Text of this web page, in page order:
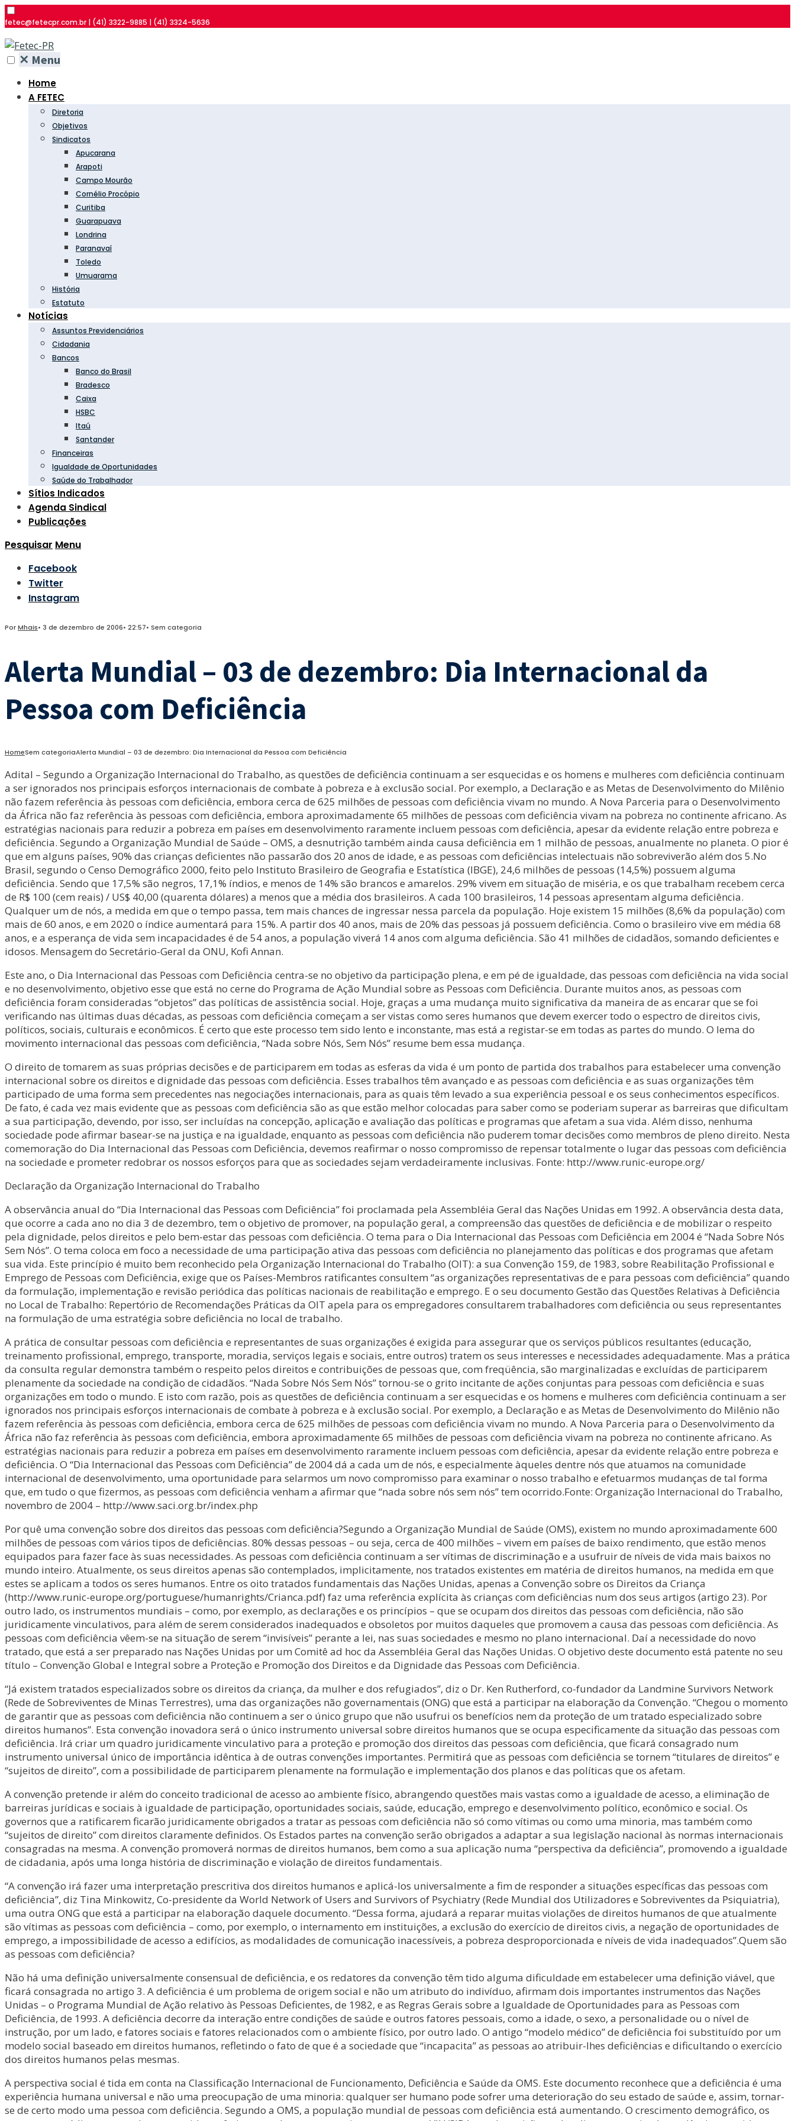
fetec@fetecpr.com.br | (41) 3322-9885 | (41) 3324-5636
✕ Menu
Home
A FETEC
Diretoria
Objetivos
Sindicatos
Apucarana
Arapoti
Campo Mourão
Cornélio Procópio
Curitiba
Guarapuava
Londrina
Paranavaí
Toledo
Umuarama
História
Estatuto
Notícias
Assuntos Previdenciários
Cidadania
Bancos
Banco do Brasil
Bradesco
Caixa
HSBC
Itaú
Santander
Financeiras
Igualdade de Oportunidades
Saúde do Trabalhador
Sítios Indicados
Agenda Sindical
Publicações
Pesquisar Menu
Facebook
Twitter
Instagram
PorMhais• 3 de dezembro de 2006• 22:57• Sem categoria
Alerta Mundial – 03 de dezembro: Dia Internacional da
Pessoa com Deficiência
HomeSem categoriaAlerta Mundial – 03 de dezembro: Dia Internacional da Pessoa com Deficiência
Adital – Segundo a Organização Internacional do Trabalho, as questões de deficiência continuam a ser esquecidas e os homens e mulheres com deficiência continuam
a ser ignorados nos principais esforços internacionais de combate à pobreza e à exclusão social. Por exemplo, a Declaração e as Metas de Desenvolvimento do Milênio
não fazem referência às pessoas com deficiência, embora cerca de 625 milhões de pessoas com deficiência vivam no mundo. A Nova Parceria para o Desenvolvimento
da África não faz referência às pessoas com deficiência, embora aproximadamente 65 milhões de pessoas com deficiência vivam na pobreza no continente africano. As
estratégias nacionais para reduzir a pobreza em países em desenvolvimento raramente incluem pessoas com deficiência, apesar da evidente relação entre pobreza e
deficiência. Segundo a Organização Mundial de Saúde – OMS, a desnutrição também ainda causa deficiência em 1 milhão de pessoas, anualmente no planeta. O pior é
que em alguns países, 90% das crianças deficientes não passarão dos 20 anos de idade, e as pessoas com deficiências intelectuais não sobreviverão além dos 5.No
Brasil, segundo o Censo Demográfico 2000, feito pelo Instituto Brasileiro de Geografia e Estatística (IBGE), 24,6 milhões de pessoas (14,5%) possuem alguma
deficiência. Sendo que 17,5% são negros, 17,1% índios, e menos de 14% são brancos e amarelos. 29% vivem em situação de miséria, e os que trabalham recebem cerca
de R$ 100 (cem reais) / US$ 40,00 (quarenta dólares) a menos que a média dos brasileiros. A cada 100 brasileiros, 14 pessoas apresentam alguma deficiência.
Qualquer um de nós, a medida em que o tempo passa, tem mais chances de ingressar nessa parcela da população. Hoje existem 15 milhões (8,6% da população) com
mais de 60 anos, e em 2020 o índice aumentará para 15%. A partir dos 40 anos, mais de 20% das pessoas já possuem deficiência. Como o brasileiro vive em média 68
anos, e a esperança de vida sem incapacidades é de 54 anos, a população viverá 14 anos com alguma deficiência. São 41 milhões de cidadãos, somando deficientes e
idosos. Mensagem do Secretário-Geral da ONU, Kofi Annan.
Este ano, o Dia Internacional das Pessoas com Deficiência centra-se no objetivo da participação plena, e em pé de igualdade, das pessoas com deficiência na vida social
e no desenvolvimento, objetivo esse que está no cerne do Programa de Ação Mundial sobre as Pessoas com Deficiência. Durante muitos anos, as pessoas com
deficiência foram consideradas “objetos” das políticas de assistência social. Hoje, graças a uma mudança muito significativa da maneira de as encarar que se foi
verificando nas últimas duas décadas, as pessoas com deficiência começam a ser vistas como seres humanos que devem exercer todo o espectro de direitos civis,
políticos, sociais, culturais e econômicos. É certo que este processo tem sido lento e inconstante, mas está a registar-se em todas as partes do mundo. O lema do
movimento internacional das pessoas com deficiência, “Nada sobre Nós, Sem Nós” resume bem essa mudança.
O direito de tomarem as suas próprias decisões e de participarem em todas as esferas da vida é um ponto de partida dos trabalhos para estabelecer uma convenção
internacional sobre os direitos e dignidade das pessoas com deficiência. Esses trabalhos têm avançado e as pessoas com deficiência e as suas organizações têm
participado de uma forma sem precedentes nas negociações internacionais, para as quais têm levado a sua experiência pessoal e os seus conhecimentos específicos.
De fato, é cada vez mais evidente que as pessoas com deficiência são as que estão melhor colocadas para saber como se poderiam superar as barreiras que dificultam
a sua participação, devendo, por isso, ser incluídas na concepção, aplicação e avaliação das políticas e programas que afetam a sua vida. Além disso, nenhuma
sociedade pode afirmar basear-se na justiça e na igualdade, enquanto as pessoas com deficiência não puderem tomar decisões como membros de pleno direito. Nesta
comemoração do Dia Internacional das Pessoas com Deficiência, devemos reafirmar o nosso compromisso de repensar totalmente o lugar das pessoas com deficiência
na sociedade e prometer redobrar os nossos esforços para que as sociedades sejam verdadeiramente inclusivas. Fonte: http://www.runic-europe.org/
Declaração da Organização Internacional do Trabalho
A observância anual do “Dia Internacional das Pessoas com Deficiência” foi proclamada pela Assembléia Geral das Nações Unidas em 1992. A observância desta data,
que ocorre a cada ano no dia 3 de dezembro, tem o objetivo de promover, na população geral, a compreensão das questões de deficiência e de mobilizar o respeito
pela dignidade, pelos direitos e pelo bem-estar das pessoas com deficiência. O tema para o Dia Internacional das Pessoas com Deficiência em 2004 é “Nada Sobre Nós
Sem Nós”. O tema coloca em foco a necessidade de uma participação ativa das pessoas com deficiência no planejamento das políticas e dos programas que afetam
sua vida. Este princípio é muito bem reconhecido pela Organização Internacional do Trabalho (OIT): a sua Convenção 159, de 1983, sobre Reabilitação Profissional e
Emprego de Pessoas com Deficiência, exige que os Países-Membros ratificantes consultem “as organizações representativas de e para pessoas com deficiência” quando
da formulação, implementação e revisão periódica das políticas nacionais de reabilitação e emprego. E o seu documento Gestão das Questões Relativas à Deficiência
no Local de Trabalho: Repertório de Recomendações Práticas da OIT apela para os empregadores consultarem trabalhadores com deficiência ou seus representantes
na formulação de uma estratégia sobre deficiência no local de trabalho.
A prática de consultar pessoas com deficiência e representantes de suas organizações é exigida para assegurar que os serviços públicos resultantes (educação,
treinamento profissional, emprego, transporte, moradia, serviços legais e sociais, entre outros) tratem os seus interesses e necessidades adequadamente. Mas a prática
da consulta regular demonstra também o respeito pelos direitos e contribuições de pessoas que, com freqüência, são marginalizadas e excluídas de participarem
plenamente da sociedade na condição de cidadãos. “Nada Sobre Nós Sem Nós” tornou-se o grito incitante de ações conjuntas para pessoas com deficiência e suas
organizações em todo o mundo. E isto com razão, pois as questões de deficiência continuam a ser esquecidas e os homens e mulheres com deficiência continuam a ser
ignorados nos principais esforços internacionais de combate à pobreza e à exclusão social. Por exemplo, a Declaração e as Metas de Desenvolvimento do Milênio não
fazem referência às pessoas com deficiência, embora cerca de 625 milhões de pessoas com deficiência vivam no mundo. A Nova Parceria para o Desenvolvimento da
África não faz referência às pessoas com deficiência, embora aproximadamente 65 milhões de pessoas com deficiência vivam na pobreza no continente africano. As
estratégias nacionais para reduzir a pobreza em países em desenvolvimento raramente incluem pessoas com deficiência, apesar da evidente relação entre pobreza e
deficiência. O “Dia Internacional das Pessoas com Deficiência” de 2004 dá a cada um de nós, e especialmente àqueles dentre nós que atuamos na comunidade
internacional de desenvolvimento, uma oportunidade para selarmos um novo compromisso para examinar o nosso trabalho e efetuarmos mudanças de tal forma
que, em tudo o que fizermos, as pessoas com deficiência venham a afirmar que “nada sobre nós sem nós” tem ocorrido.Fonte: Organização Internacional do Trabalho,
novembro de 2004 – http://www.saci.org.br/index.php
Por quê uma convenção sobre dos direitos das pessoas com deficiência?Segundo a Organização Mundial de Saúde (OMS), existem no mundo aproximadamente 600
milhões de pessoas com vários tipos de deficiências. 80% dessas pessoas – ou seja, cerca de 400 milhões – vivem em países de baixo rendimento, que estão menos
equipados para fazer face às suas necessidades. As pessoas com deficiência continuam a ser vítimas de discriminação e a usufruir de níveis de vida mais baixos no
mundo inteiro. Atualmente, os seus direitos apenas são contemplados, implicitamente, nos tratados existentes em matéria de direitos humanos, na medida em que
estes se aplicam a todos os seres humanos. Entre os oito tratados fundamentais das Nações Unidas, apenas a Convenção sobre os Direitos da Criança
(http://www.runic-europe.org/portuguese/humanrights/Crianca.pdf) faz uma referência explícita às crianças com deficiências num dos seus artigos (artigo 23). Por
outro lado, os instrumentos mundiais – como, por exemplo, as declarações e os princípios – que se ocupam dos direitos das pessoas com deficiência, não são
juridicamente vinculativos, para além de serem considerados inadequados e obsoletos por muitos daqueles que promovem a causa das pessoas com deficiência. As
pessoas com deficiência vêem-se na situação de serem “invisíveis” perante a lei, nas suas sociedades e mesmo no plano internacional. Daí a necessidade do novo
tratado, que está a ser preparado nas Nações Unidas por um Comitê ad hoc da Assembléia Geral das Nações Unidas. O objetivo deste documento está patente no seu
título – Convenção Global e Integral sobre a Proteção e Promoção dos Direitos e da Dignidade das Pessoas com Deficiência.
“Já existem tratados especializados sobre os direitos da criança, da mulher e dos refugiados”, diz o Dr. Ken Rutherford, co-fundador da Landmine Survivors Network
(Rede de Sobreviventes de Minas Terrestres), uma das organizações não governamentais (ONG) que está a participar na elaboração da Convenção. “Chegou o momento
de garantir que as pessoas com deficiência não continuem a ser o único grupo que não usufrui os benefícios nem da proteção de um tratado especializado sobre
direitos humanos”. Esta convenção inovadora será o único instrumento universal sobre direitos humanos que se ocupa especificamente da situação das pessoas com
deficiência. Irá criar um quadro juridicamente vinculativo para a proteção e promoção dos direitos das pessoas com deficiência, que ficará consagrado num
instrumento universal único de importância idêntica à de outras convenções importantes. Permitirá que as pessoas com deficiência se tornem “titulares de direitos” e
“sujeitos de direito”, com a possibilidade de participarem plenamente na formulação e implementação dos planos e das políticas que os afetam.
A convenção pretende ir além do conceito tradicional de acesso ao ambiente físico, abrangendo questões mais vastas como a igualdade de acesso, a eliminação de
barreiras jurídicas e sociais à igualdade de participação, oportunidades sociais, saúde, educação, emprego e desenvolvimento político, econômico e social. Os
governos que a ratificarem ficarão juridicamente obrigados a tratar as pessoas com deficiência não só como vítimas ou como uma minoria, mas também como
“sujeitos de direito” com direitos claramente definidos. Os Estados partes na convenção serão obrigados a adaptar a sua legislação nacional às normas internacionais
consagradas na mesma. A convenção promoverá normas de direitos humanos, bem como a sua aplicação numa “perspectiva da deficiência”, promovendo a igualdade
de cidadania, após uma longa história de discriminação e violação de direitos fundamentais.
“A convenção irá fazer uma interpretação prescritiva dos direitos humanos e aplicá-los universalmente a fim de responder a situações específicas das pessoas com
deficiência”, diz Tina Minkowitz, Co-presidente da World Network of Users and Survivors of Psychiatry (Rede Mundial dos Utilizadores e Sobreviventes da Psiquiatria),
uma outra ONG que está a participar na elaboração daquele documento. “Dessa forma, ajudará a reparar muitas violações de direitos humanos de que atualmente
são vítimas as pessoas com deficiência – como, por exemplo, o internamento em instituições, a exclusão do exercício de direitos civis, a negação de oportunidades de
emprego, a impossibilidade de acesso a edifícios, as modalidades de comunicação inacessíveis, a pobreza desproporcionada e níveis de vida inadequados”.Quem são
as pessoas com deficiência?
Não há uma definição universalmente consensual de deficiência, e os redatores da convenção têm tido alguma dificuldade em estabelecer uma definição viável, que
ficará consagrada no artigo 3. A deficiência é um problema de origem social e não um atributo do indivíduo, afirmam dois importantes instrumentos das Nações
Unidas – o Programa Mundial de Ação relativo às Pessoas Deficientes, de 1982, e as Regras Gerais sobre a Igualdade de Oportunidades para as Pessoas com
Deficiência, de 1993. A deficiência decorre da interação entre condições de saúde e outros fatores pessoais, como a idade, o sexo, a personalidade ou o nível de
instrução, por um lado, e fatores sociais e fatores relacionados com o ambiente físico, por outro lado. O antigo “modelo médico” de deficiência foi substituído por um
modelo social baseado em direitos humanos, refletindo o fato de que é a sociedade que “incapacita” as pessoas ao atribuir-lhes deficiências e dificultando o exercício
dos direitos humanos pelas mesmas.
A perspectiva social é tida em conta na Classificação Internacional de Funcionamento, Deficiência e Saúde da OMS. Este documento reconhece que a deficiência é uma
experiência humana universal e não uma preocupação de uma minoria: qualquer ser humano pode sofrer uma deterioração do seu estado de saúde e, assim, tornar-
se de certo modo uma pessoa com deficiência. Segundo a OMS, a população mundial de pessoas com deficiência está aumentando. O crescimento demográfico, os